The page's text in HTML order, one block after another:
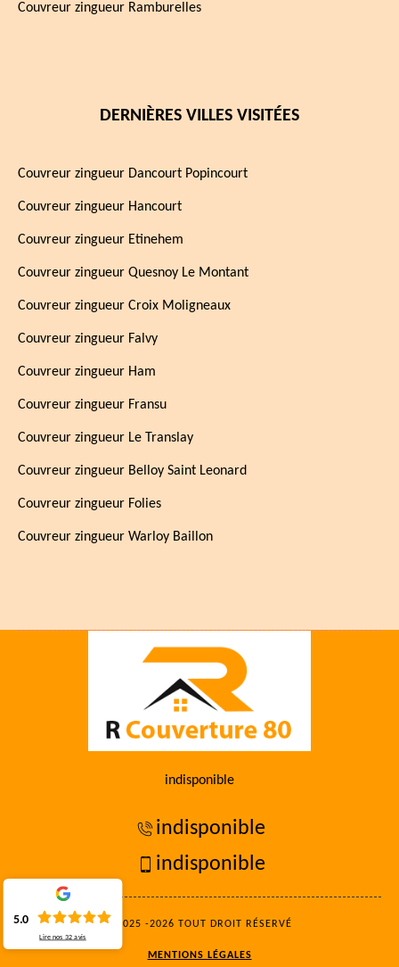
Couvreur zingueur Ramburelles
DERNIÈRES VILLES VISITÉES
Couvreur zingueur Dancourt Popincourt
Couvreur zingueur Hancourt
Couvreur zingueur Etinehem
Couvreur zingueur Quesnoy Le Montant
Couvreur zingueur Croix Moligneaux
Couvreur zingueur Falvy
Couvreur zingueur Ham
Couvreur zingueur Fransu
Couvreur zingueur Le Translay
Couvreur zingueur Belloy Saint Leonard
Couvreur zingueur Folies
Couvreur zingueur Warloy Baillon
indisponible
indisponible
indisponible
©2025 -2026 TOUT DROIT RÉSERVÉ
MENTIONS LÉGALES
5.0
Lire nos32 avis